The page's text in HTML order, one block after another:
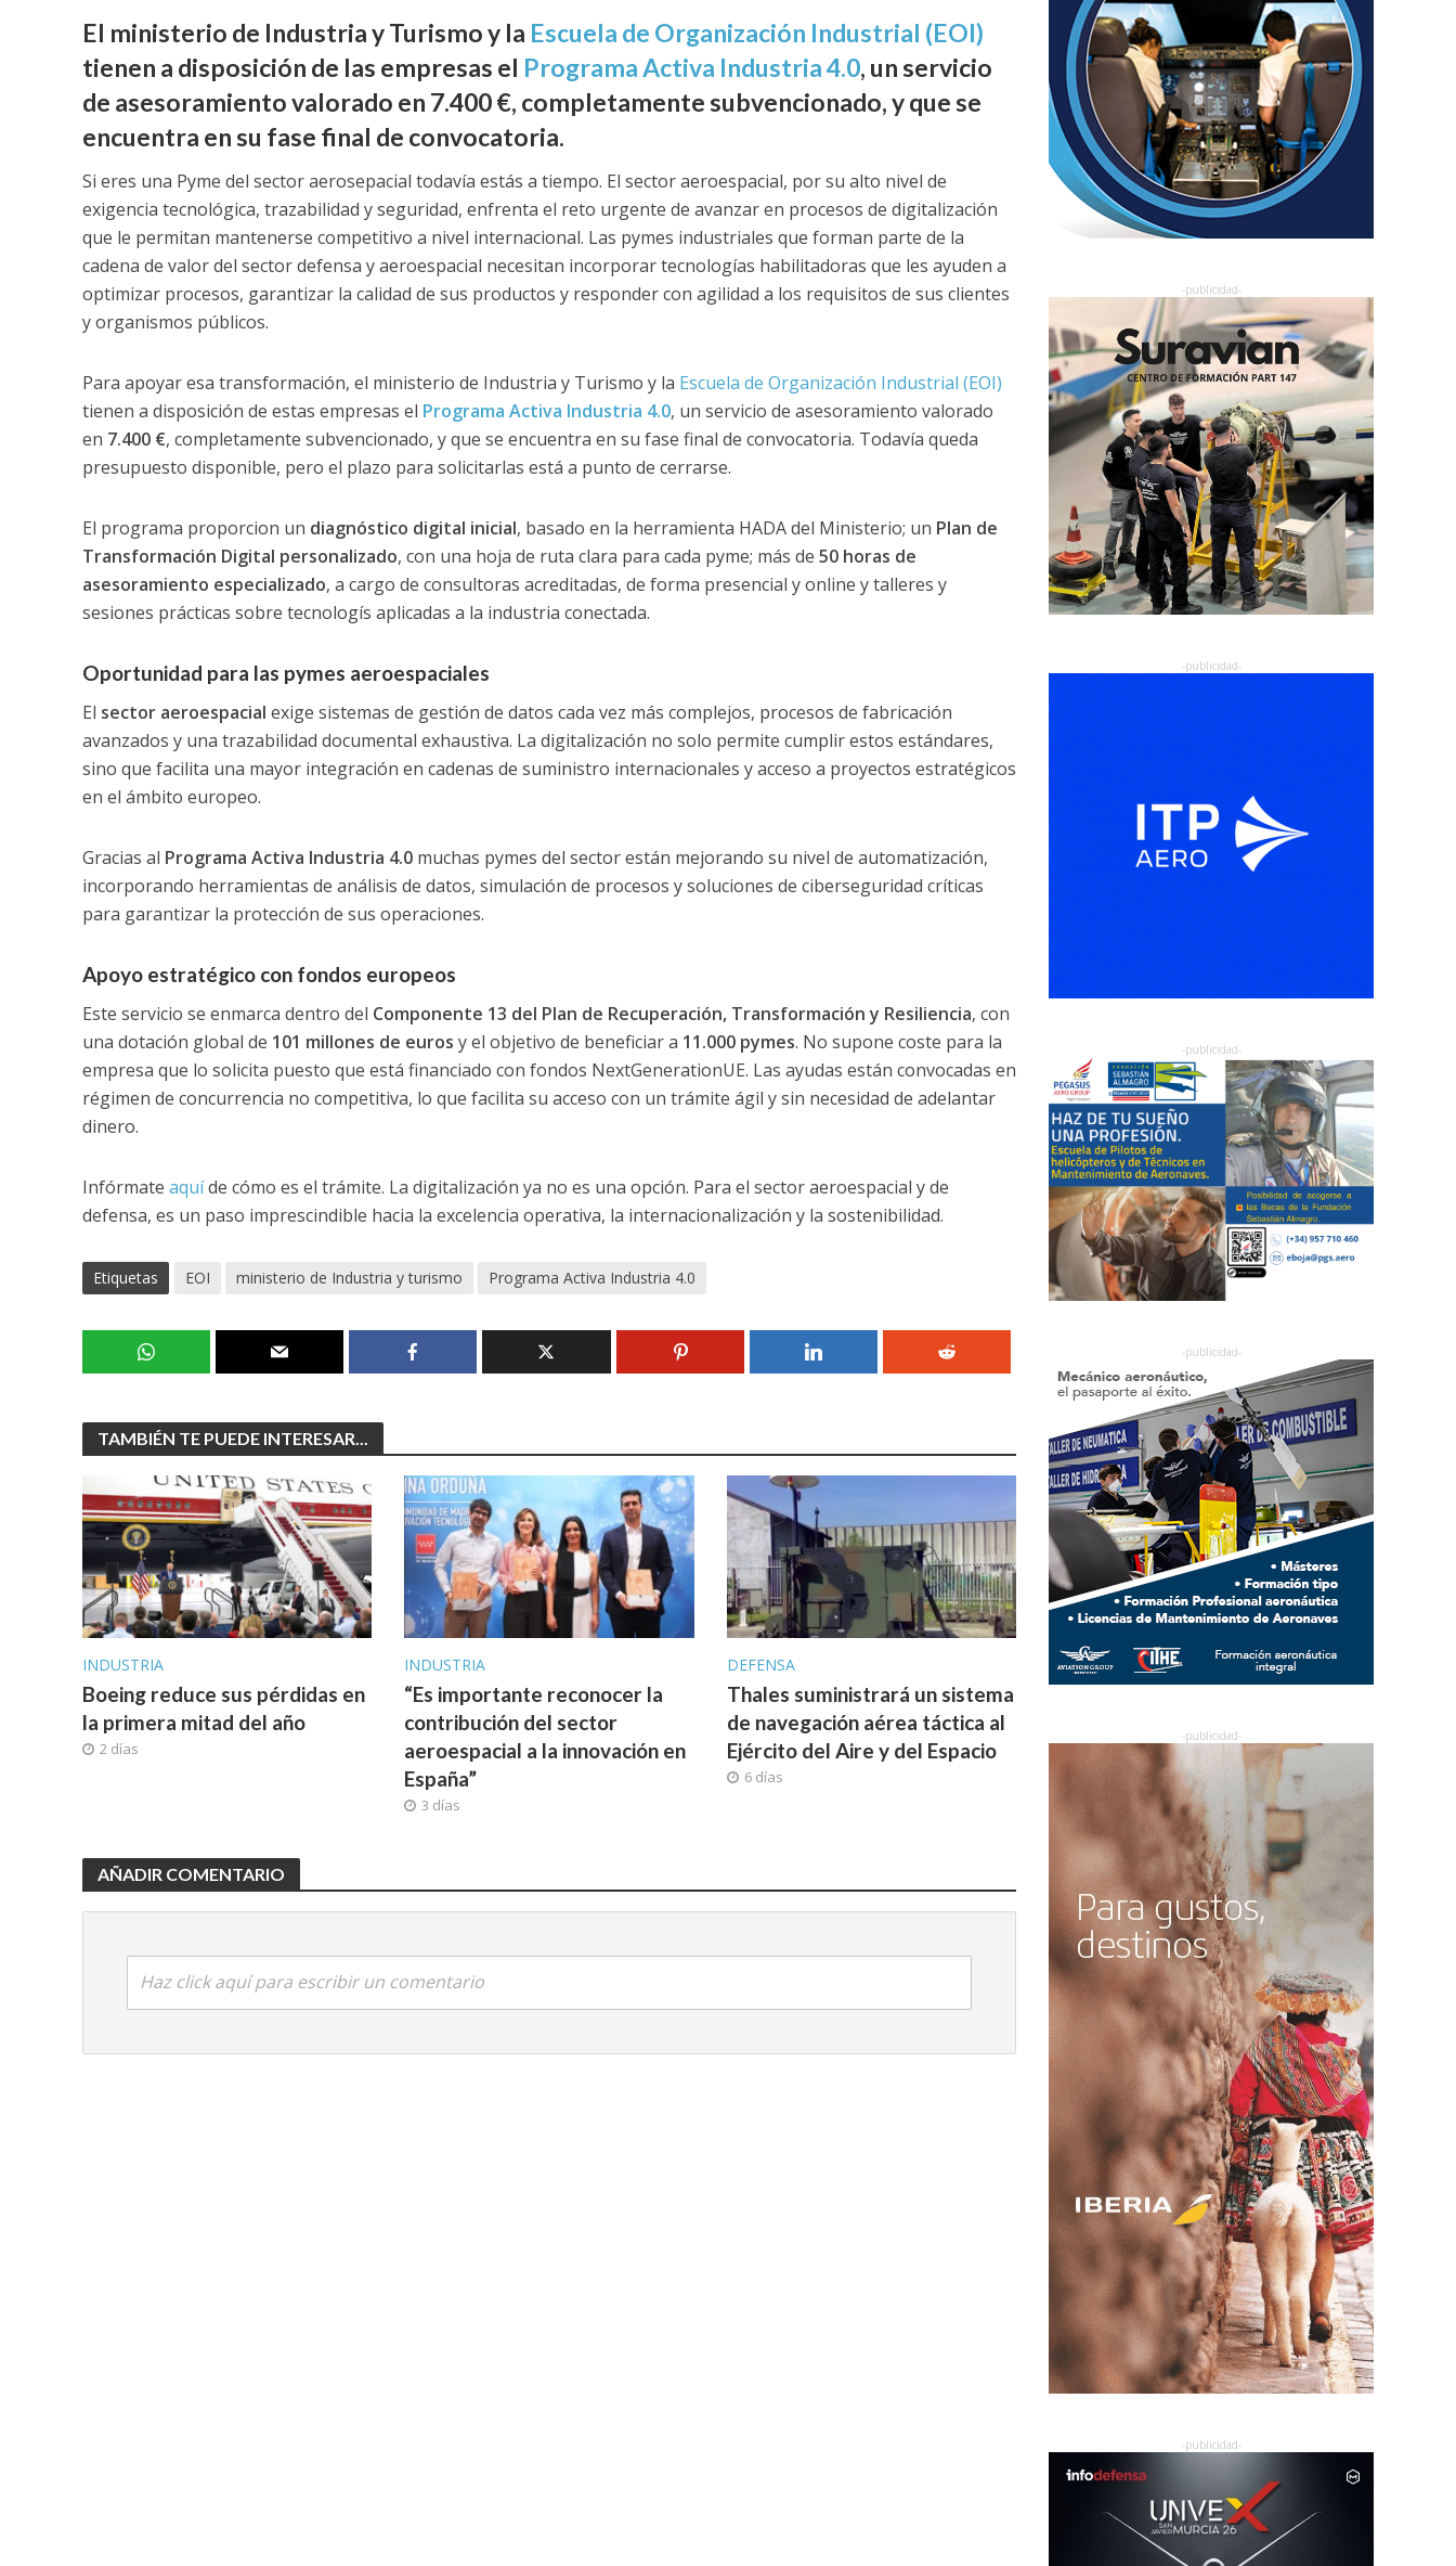
El ministerio de Industria y Turismo y la Escuela de Organización Industrial (EOI)
tienen a disposición de las empresas el Programa Activa Industria 4.0, un servicio
de asesoramiento valorado en 7.400 €, completamente subvencionado, y que se
encuentra en su fase final de convocatoria.
Si eres una Pyme del sector aerosepacial todavía estás a tiempo. El sector aeroespacial, por su alto nivel de
exigencia tecnológica, trazabilidad y seguridad, enfrenta el reto urgente de avanzar en procesos de digitalización
que le permitan mantenerse competitivo a nivel internacional. Las pymes industriales que forman parte de la
cadena de valor del sector defensa y aeroespacial necesitan incorporar tecnologías habilitadoras que les ayuden a
optimizar procesos, garantizar la calidad de sus productos y responder con agilidad a los requisitos de sus clientes
y organismos públicos.
Para apoyar esa transformación, el ministerio de Industria y Turismo y la Escuela de Organización Industrial (EOI)
tienen a disposición de estas empresas el Programa Activa Industria 4.0, un servicio de asesoramiento valorado
en 7.400 €, completamente subvencionado, y que se encuentra en su fase final de convocatoria. Todavía queda
presupuesto disponible, pero el plazo para solicitarlas está a punto de cerrarse.
El programa proporcion un diagnóstico digital inicial, basado en la herramienta HADA del Ministerio; un Plan de
Transformación Digital personalizado, con una hoja de ruta clara para cada pyme; más de 50 horas de
asesoramiento especializado, a cargo de consultoras acreditadas, de forma presencial y online y talleres y
sesiones prácticas sobre tecnologís aplicadas a la industria conectada.
Oportunidad para las pymes aeroespaciales
El sector aeroespacial exige sistemas de gestión de datos cada vez más complejos, procesos de fabricación
avanzados y una trazabilidad documental exhaustiva. La digitalización no solo permite cumplir estos estándares,
sino que facilita una mayor integración en cadenas de suministro internacionales y acceso a proyectos estratégicos
en el ámbito europeo.
Gracias al Programa Activa Industria 4.0muchas pymes del sector están mejorando su nivel de automatización,
incorporando herramientas de análisis de datos, simulación de procesos y soluciones de ciberseguridad críticas
para garantizar la protección de sus operaciones.
Apoyo estratégico con fondos europeos
Este servicio se enmarca dentro del Componente 13 del Plan de Recuperación, Transformación y Resiliencia, con
una dotación global de 101 millones de euros y el objetivo de beneficiar a 11.000 pymes. No supone coste para la
empresa que lo solicita puesto que está financiado con fondos NextGenerationUE. Las ayudas están convocadas en
régimen de concurrencia no competitiva, lo que facilita su acceso con un trámite ágil y sin necesidad de adelantar
dinero.
Infórmate aquíde cómo es el trámite. La digitalización ya no es una opción. Para el sector aeroespacial y de
defensa, es un paso imprescindible hacia la excelencia operativa, la internacionalización y la sostenibilidad.
Etiquetas EOI ministerio de Industria y turismo Programa Activa Industria 4.0
TAMBIÉN TE PUEDE INTERESAR...
INDUSTRIA
Boeing reduce sus pérdidas en
la primera mitad del año
2 días
INDUSTRIA
“Es importante reconocer la
contribución del sector
aeroespacial a la innovación en
España”
3 días
DEFENSA
Thales suministrará un sistema
de navegación aérea táctica al
Ejército del Aire y del Espacio
6 días
AÑADIR COMENTARIO
Haz click aquí para escribir un comentario